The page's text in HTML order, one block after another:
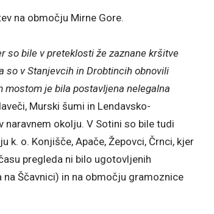
na območju Mirne Gore.
so bile v preteklosti že zaznane kršitve
so v Stanjevcih in Drobtincih obnovili
mostom je bila postavljena nelegalna
Murski šumi in Lendavsko-
okolju. V Sotini so bile tudi
o. Konjišče, Apače, Žepovci, Črnci, kjer
pregleda ni bilo ugotovljenih
Ščavnici) in na območju gramoznice